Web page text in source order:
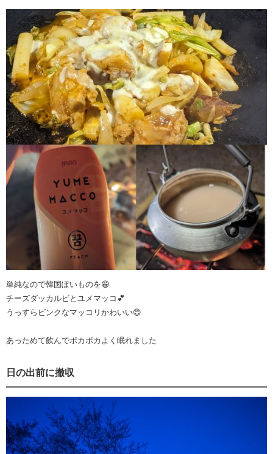
単純なので韓国ぽいものを😁
チーズダッカルビとユメマッコ💕
うっすらピンクなマッコリかわいい😍
あっためて飲んでポカポカよく眠れました
日の出前に撤収